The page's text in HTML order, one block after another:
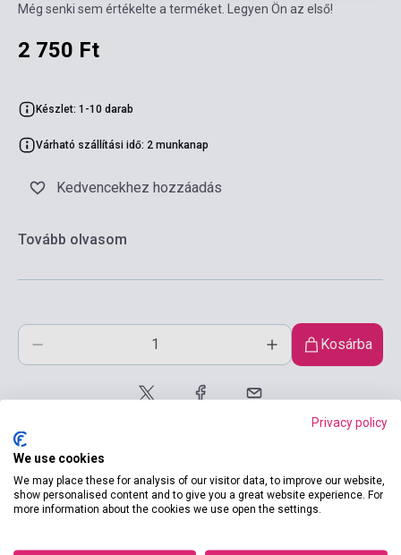
Még senki sem értékelte a terméket. Legyen Ön az első!
2 750 Ft
Készlet: 1-10 darab
Várható szállítási idő: 2 munkanap
Kedvencekhez hozzáadás
Tovább olvasom
Kosárba
Privacy policy
We use cookies
We may place these for analysis of our visitor data, to improve our website,
show personalised content and to give you a great website experience. For
more information about the cookies we use open the settings.